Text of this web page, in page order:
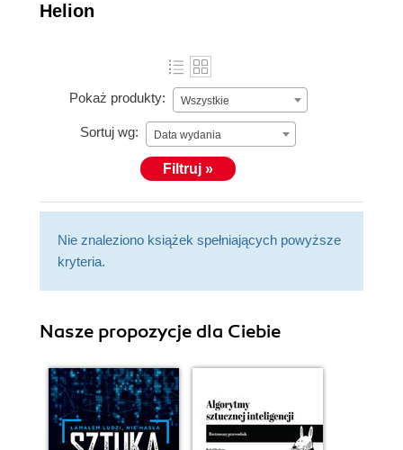
Helion
Pokaż produkty: Wszystkie
Sortuj wg: Data wydania
Filtruj »
Nie znaleziono książek spełniających powyższe
kryteria.
Nasze propozycje dla Ciebie